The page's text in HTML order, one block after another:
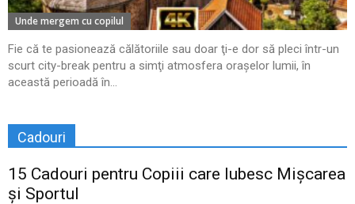
Unde mergem cu copilul
Fie că te pasionează călătoriile sau doar ţi-e dor să pleci într-un
scurt city-break pentru a simţi atmosfera oraşelor lumii, în
această perioadă în...
Cadouri
15 Cadouri pentru Copiii care Iubesc Mișcarea
și Sportul